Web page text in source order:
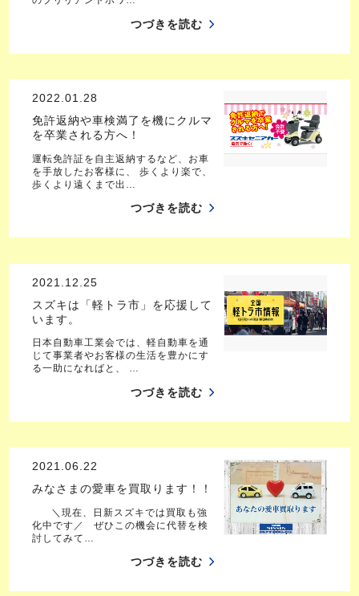
つづきを読む
2022.01.28
免許返納や車検満了を機にクルマ
を卒業される方へ！
運転免許証を自主返納するなど、お車
を手放したお客様に、 歩くより楽で、
歩くより遠くまで出…
つづきを読む
2021.12.25
スズキは「軽トラ市」を応援して
います。
日本自動車工業会では、軽自動車を通
じて事業者やお客様の生活を豊かにす
る一助になればと、 …
つづきを読む
2021.06.22
みなさまの愛車を買取ります！！
＼現在、日新スズキでは買取も強
化中です／ ぜひこの機会に代替を検
討してみて…
つづきを読む